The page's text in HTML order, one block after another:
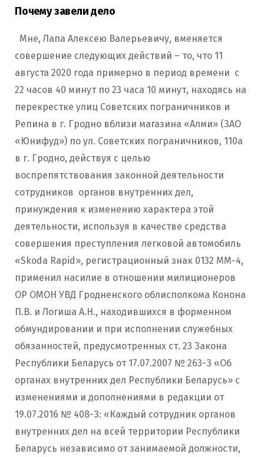
Почему завели дело
Мне, Лапа Алексею Валерьевичу, вменяется
совершение следующих действий – то, что 11
августа 2020 года примерно в период времени с
22 часов 40 минут по 23 часа 10 минут, находясь на
перекрестке улиц Советских пограничников и
Репина в г. Гродно вблизи магазина «Алми» (ЗАО
«Юнифуд») по ул. Советских пограничников, 110а
в г. Гродно, действуя с целью
воспрепятствования законной деятельности
сотрудников органов внутренних дел,
принуждения к изменению характера этой
деятельности, используя в качестве средства
совершения преступления легковой автомобиль
«Skoda Rapid», регистрационный знак 0132 ММ-4,
применил насилие в отношении милиционеров
ОР ОМОН УВД Гродненского облисполкома Конона
П.В. и Логиша А.Н., находившихся в форменном
обмундировании и при исполнении служебных
обязанностей, предусмотренных ст. 23 Закона
Республики Беларусь от 17.07.2007 № 263-З «Об
органах внутренних дел Республики Беларусь» с
изменениями и дополнениями в редакции от
19.07.2016 № 408-З: «Каждый сотрудник органов
внутренних дел на всей территории Республики
Беларусь независимо от занимаемой должности,